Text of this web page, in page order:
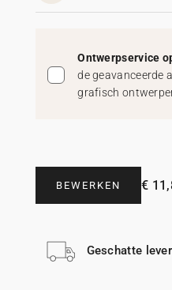
Ontwerpservice
de geavanceerde
grafisch
BEWERKEN €
Geschatte